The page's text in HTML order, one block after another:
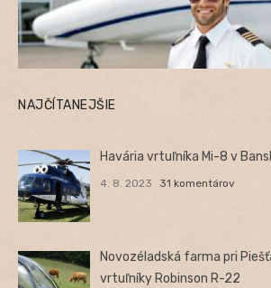
NAJČÍTANEJŠIE
Havária vrtuľníka Mi-8 v
4. 8. 2023 31 komentárov
Novozéladská farma pri
vrtuľníky Robinson R-22